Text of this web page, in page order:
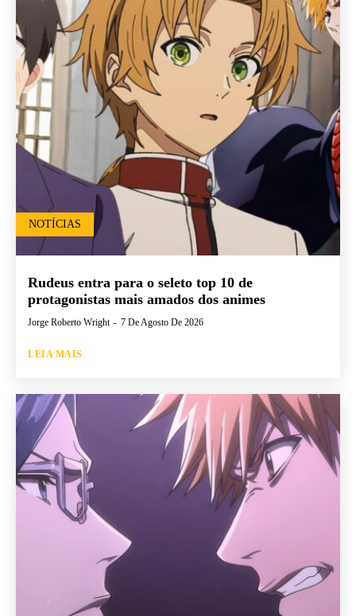
NOTÍCIAS
Rudeus entra para o seleto top 10 de
protagonistas mais amados dos animes
Jorge Roberto Wright - 7 De Agosto De 2026
LEIA MAIS